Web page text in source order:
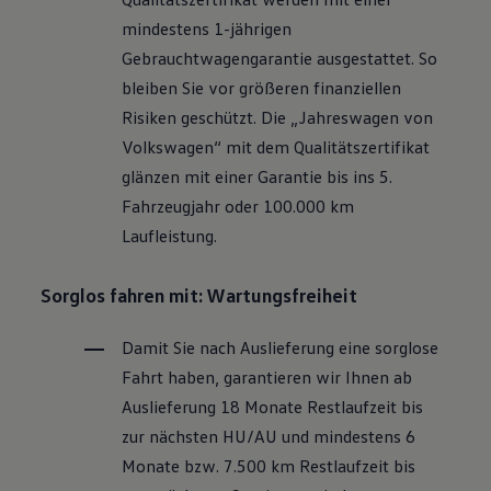
GTI Kollektion
Fußball Drop
#wedriveproud
Besitzer und Service
Software Updates
Service und Ersatzteile
Reparaturen und Checks
Motorenöl und Flüssigkeiten
Economy Service
Modellspezifisches Zubehör
Schutz und Pflege
Entertainment und Elektronik
Individualisieren
Digitale Extras
mindestens 1-jährigen
Gebrauchtwagengarantie ausgestattet. So
bleiben Sie vor größeren finanziellen
Risiken geschützt. Die „Jahreswagen von
Volkswagen“ mit dem Qualitätszertifikat
glänzen mit einer Garantie bis ins 5.
Fahrzeugjahr oder 100.000 km
Laufleistung.
Sorglos fahren mit: Wartungsfreiheit
Damit Sie nach Auslieferung eine sorglose
Fahrt haben, garantieren wir Ihnen ab
Auslieferung 18 Monate Restlaufzeit bis
zur nächsten HU/AU und mindestens 6
Monate bzw. 7.500 km Restlaufzeit bis